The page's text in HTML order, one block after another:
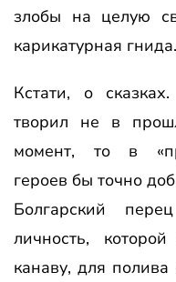
злобы на целую
карикатурная гнида.
Кстати, о
творил не в
момент, то в
героев бы точно
Болгарский
личность,
канаву, для